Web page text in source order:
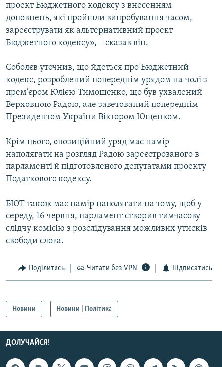
КРИМ РЕАЛІЇ
УКР
КТАТ
ДОЛУЧАЙСЯ!
Усі сайти RFE/RL
проект Бюджетного кодексу з внесенням
доповнень, які пройшли випробування часом,
зареєструвати як альтернативний проект
Бюджетного кодексу», – сказав він.
Соболєв уточнив, що йдеться про Бюджетний
кодекс, розроблений попереднім урядом на чолі з
прем’єром Юлією Тимошенко, що був ухвалений
Верховною Радою, але заветований попереднім
Президентом України Віктором Ющенком.
Крім цього, опозиційний уряд має намір
наполягати на розгляд Радою зареєстрованого в
парламенті й підготовленого депутатами проекту
Податкового кодексу.
БЮТ також має намір наполягати на тому, щоб у
середу, 16 червня, парламент створив тимчасову
слідчу комісію з розслідування можливих утисків
свободи слова.
Поділитись Читати без VPN Підписатись
Новини Новини | Політика
ДОЛУЧАЙСЯ!